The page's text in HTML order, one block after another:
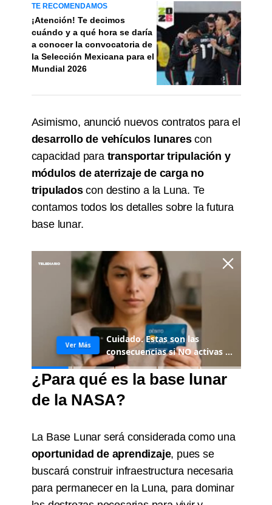
TE RECOMENDAMOS
¡Atención! Te decimos
cuándo y a qué hora se daría
a conocer la convocatoria de
la Selección Mexicana para el
Mundial 2026
​Asimismo, anunció nuevos contratos para el
desarrollo de vehículos lunarescon
capacidad para transportar tripulación y
módulos de aterrizaje de carga no
tripuladoscon destino a la Luna. Te
contamos todos los detalles sobre la futura
base lunar.
¿Para qué es la base lunar
de la NASA?
La Base Lunar será considerada como una
oportunidad de aprendizaje, pues se
buscará construir infraestructura necesaria
para permanecer en la Luna, para dominar